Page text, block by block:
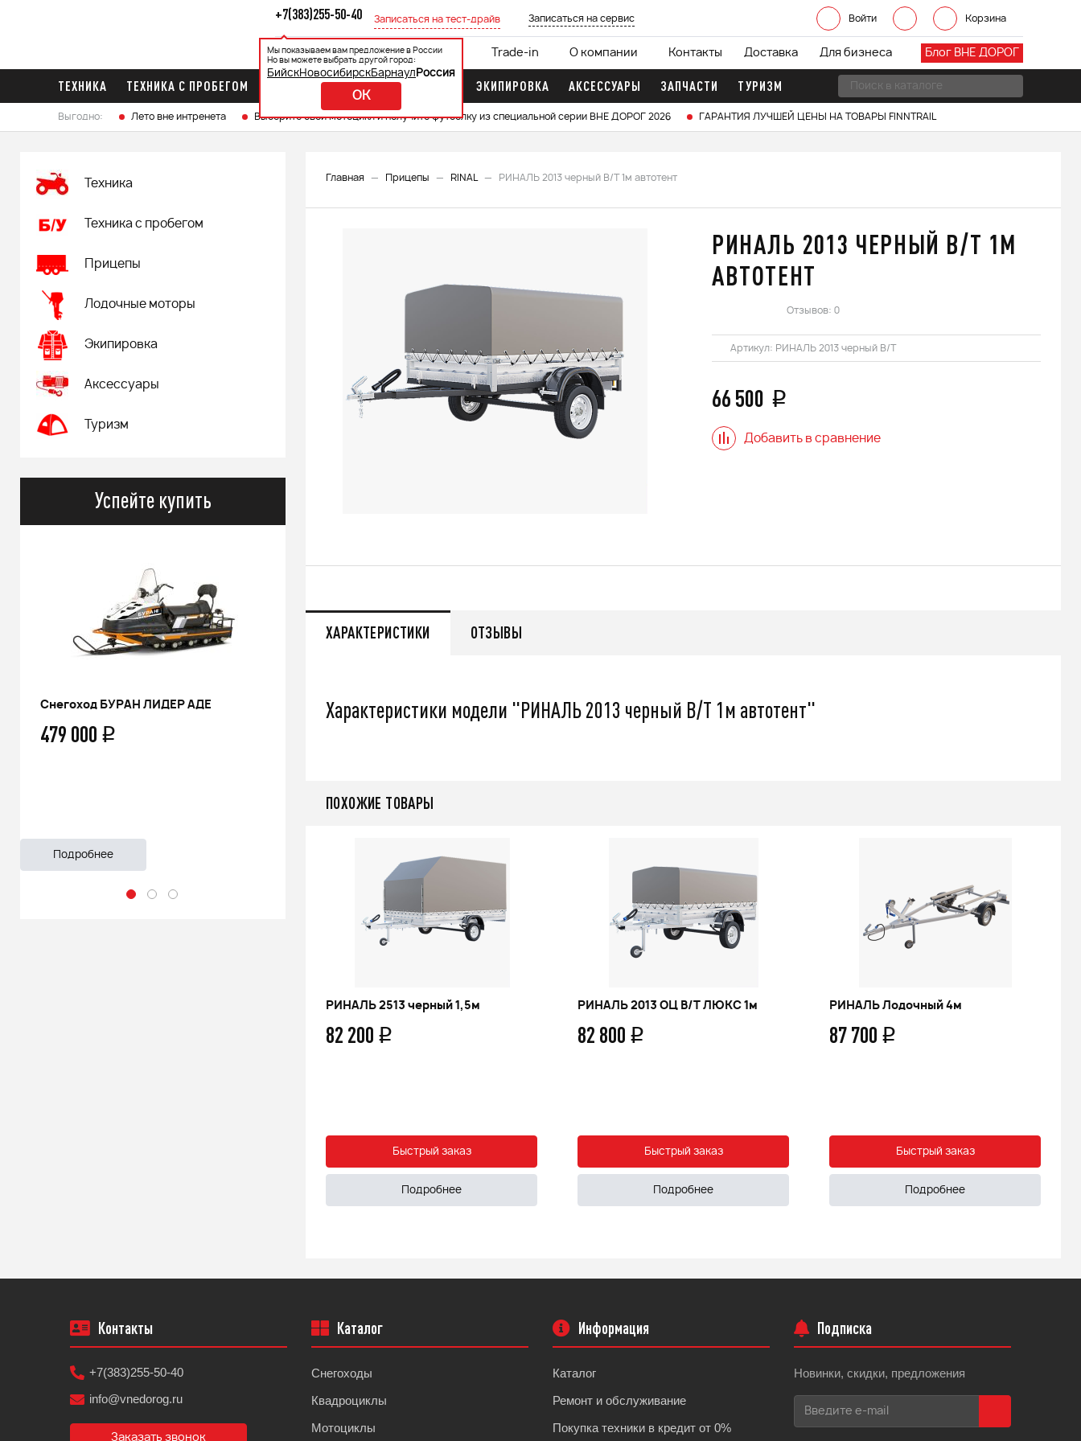
Войти Корзина
+7(383)255-50-40
Мы показываем вам предложение в России
Но вы можете выбрать другой город:
БийскНовосибирскБарнаул Россия
OK
Записаться на тест-драйв Записаться на сервис
Блог ВНЕ ДОРОГ
Каталог Акции Кредит 0% Trade-in О компании Контакты Доставка Для бизнеса
ТЕХНИКА ТЕХНИКА С ПРОБЕГОМ ЛОДОЧНЫЕ МОТОРЫ ЭКИПИРОВКА АКСЕССУАРЫ ЗАПЧАСТИ ТУРИЗМ
Выгодно: Лето вне интренета Выберите свой мотоцикл и получите футболку из специальной серии ВНЕ ДОРОГ 2026 ГАРАНТИЯ ЛУЧШЕЙ ЦЕНЫ НА ТОВАРЫ FINNTRAIL
Главная Прицепы RINAL РИНАЛЬ 2013 черный В/Т 1м автотент
Техника
Техника с пробегом
Прицепы
Лодочные моторы
Экипировка
Аксессуары
Туризм
Успейте купить
РИНАЛЬ 2013 черный В/Т 1м
66 500q
Подробнее
Костюм мужской зимний FINNTRAIL
POWERMAN
Снегоход БУРАН ЛИДЕР АДЕ
РИНАЛЬ 2013 ЧЕРНЫЙ В/Т 1М
АВТОТЕНТ
Отзывов: 0
Артикул: РИНАЛЬ 2013 черный В/Т
66 500 q
Добавить в сравнение
ХАРАКТЕРИСТИКИ ОТЗЫВЫ
Характеристики модели "РИНАЛЬ 2013 черный В/Т 1м автотент"
ПОХОЖИЕ ТОВАРЫ
РИНАЛЬ 2513 черный 1,5м
82 200 q
Быстрый заказ
Подробнее
РИНАЛЬ 2013 ОЦ В/Т ЛЮКС 1м
82 800 q
Быстрый заказ
Подробнее
РИНАЛЬ Лодочный 4м
87 700 q
Быстрый заказ
Подробнее
Контакты
+7(383)255-50-40
info@vnedorog.ru
Заказать звонок
Каталог
Снегоходы
Квадроциклы
Мотоциклы
Информация
Каталог
Ремонт и обслуживание
Покупка техники в кредит от 0%
Подписка
Новинки, скидки, предложения